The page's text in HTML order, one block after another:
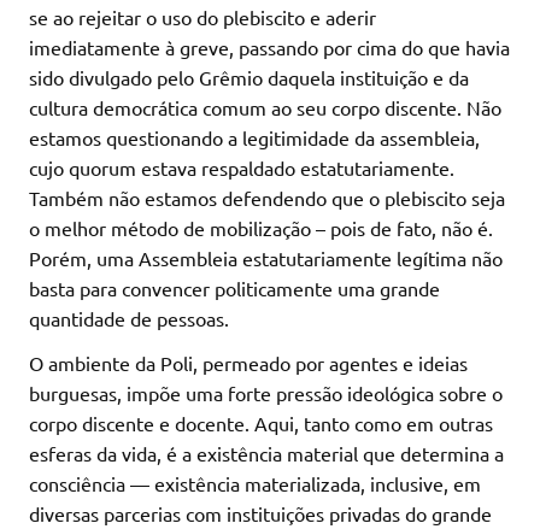
se ao rejeitar o uso do plebiscito e aderir
imediatamente à greve, passando por cima do que havia
sido divulgado pelo Grêmio daquela instituição e da
cultura democrática comum ao seu corpo discente. Não
estamos questionando a legitimidade da assembleia,
cujo quorum estava respaldado estatutariamente.
Também não estamos defendendo que o plebiscito seja
o melhor método de mobilização – pois de fato, não é.
Porém, uma Assembleia estatutariamente legítima não
basta para convencer politicamente uma grande
quantidade de pessoas.
O ambiente da Poli, permeado por agentes e ideias
burguesas, impõe uma forte pressão ideológica sobre o
corpo discente e docente. Aqui, tanto como em outras
esferas da vida, é a existência material que determina a
consciência — existência materializada, inclusive, em
diversas parcerias com instituições privadas do grande